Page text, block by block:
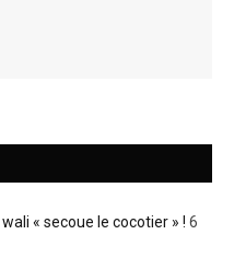
« secoue le cocotier » ! 6